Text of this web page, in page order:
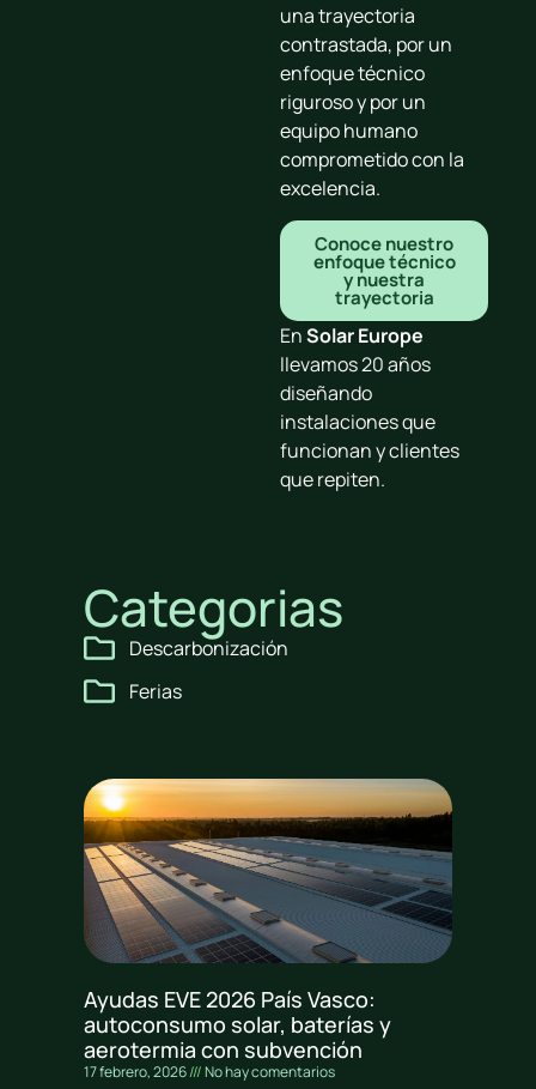
una trayectoria
contrastada, por un
enfoque técnico
riguroso y por un
equipo humano
comprometido con la
excelencia.
Conoce nuestro
enfoque técnico
y nuestra
trayectoria
EnSolar Europe
llevamos 20 años
diseñando
instalaciones que
funcionan y clientes
que repiten.
Categorias
Descarbonización
Ferias
Ayudas EVE 2026 País Vasco:
autoconsumo solar, baterías y
aerotermia con subvención
17 febrero, 2026
No hay comentarios